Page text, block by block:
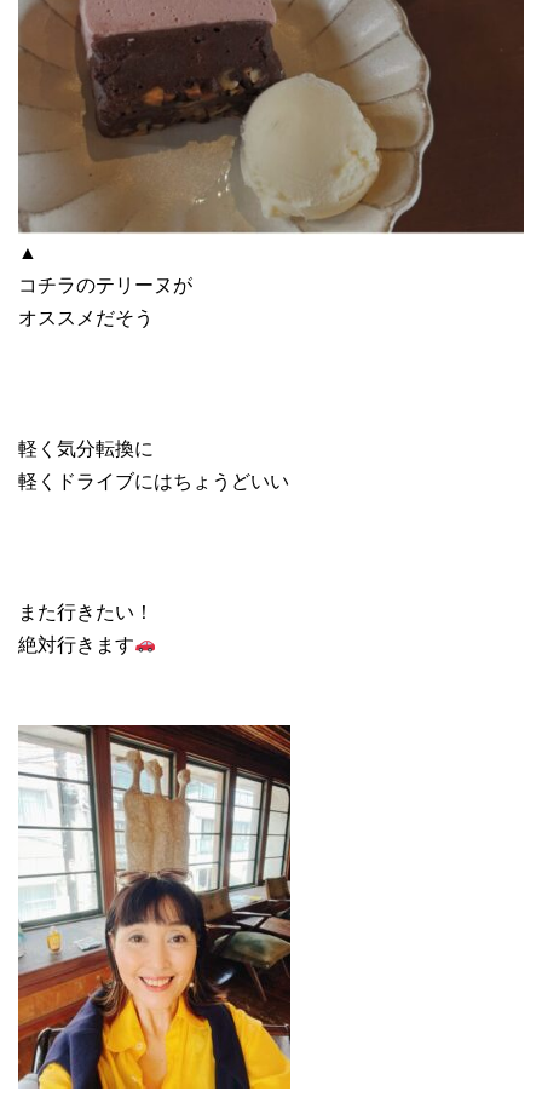
▲
コチラのテリーヌが
オススメだそう
軽く気分転換に
軽くドライブにはちょうどいい
また行きたい！
絶対行きます